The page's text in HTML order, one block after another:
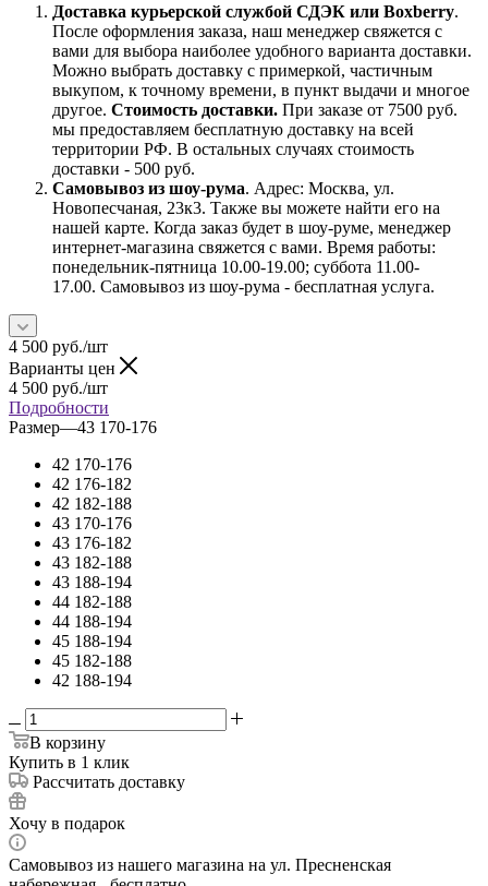
Доставка курьерской службой СДЭК или Boxberry.
После оформления заказа, наш менеджер свяжется с
вами для выбора наиболее удобного варианта доставки.
Можно выбрать доставку с примеркой, частичным
выкупом, к точному времени, в пункт выдачи и многое
другое. Стоимость доставки. При заказе от 7500 руб.
мы предоставляем бесплатную доставку на всей
территории РФ. В остальных случаях стоимость
доставки - 500 руб.
Самовывоз из шоу-рума. Адрес: Москва, ул.
Новопесчаная, 23к3. Также вы можете найти его на
нашей карте. Когда заказ будет в шоу-руме, менеджер
интернет-магазина свяжется с вами. Время работы:
понедельник-пятница 10.00-19.00; суббота 11.00-
17.00. Самовывоз из шоу-рума - бесплатная услуга.
4 500 руб./шт
Варианты цен
4 500 руб./шт
Подробности
Размер—43 170-176
42 170-176
42 176-182
42 182-188
43 170-176
43 176-182
43 182-188
43 188-194
44 182-188
44 188-194
45 188-194
45 182-188
42 188-194
В корзину
Купить в 1 клик
Рассчитать доставку
Хочу в подарок
Самовывоз из нашего магазина на ул. Пресненская